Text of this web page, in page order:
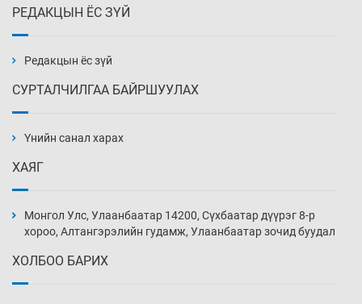
Уржигдар 14 цаг 00 мин
нэмэгджээ
Уржигдар 13 цаг 30 мин
РЕДАКЦЫН ЁС ЗҮЙ
Редакцын ёс зүй
СУРТАЛЧИЛГАА БАЙРШУУЛАХ
Үнийн санал харах
ХАЯГ
Монгол Улс, Улаанбаатар 14200, Сүхбаатар дүүрэг 8-р
хороо, Алтангэрэлийн гудамж, Улаанбаатар зочид буудал
ХОЛБОО БАРИХ